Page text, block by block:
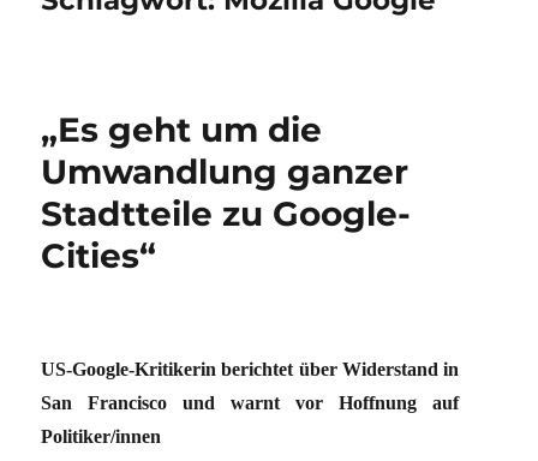
„Es geht um die
Umwandlung ganzer
Stadtteile zu Google-
Cities“
US-Google-Kritikerin berichtet über Widerstand in
San Francisco und warnt vor Hoffnung auf
Politiker/innen